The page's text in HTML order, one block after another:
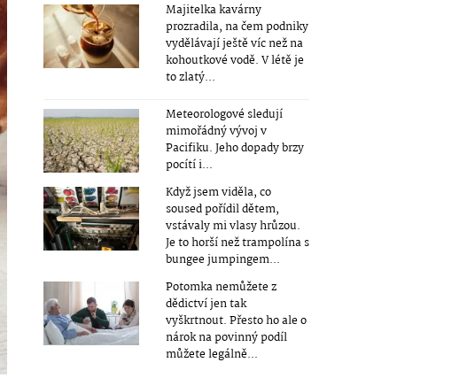
Majitelka kavárny
prozradila, na čem podniky
vydělávají ještě víc než na
kohoutkové vodě. V létě je
to zlatý...
Meteorologové sledují
mimořádný vývoj v
Pacifiku. Jeho dopady brzy
pocítí i...
Když jsem viděla, co
soused pořídil dětem,
vstávaly mi vlasy hrůzou.
Je to horší než trampolína s
bungee jumpingem...
Potomka nemůžete z
dědictví jen tak
vyškrtnout. Přesto ho ale o
nárok na povinný podíl
můžete legálně...